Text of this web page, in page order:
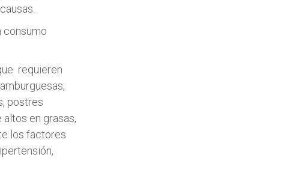
consumo
requieren
postres
en grasas,
los factores